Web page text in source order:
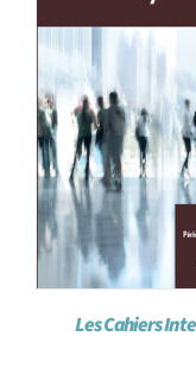
Les Cahiers